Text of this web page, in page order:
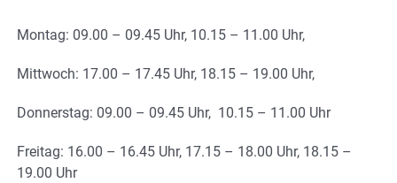
Montag: 09.00 – 09.45 Uhr, 10.15 – 11.00 Uhr,
Mittwoch: 17.00 – 17.45 Uhr, 18.15 – 19.00 Uhr,
Donnerstag: 09.00 – 09.45 Uhr, 10.15 – 11.00 Uhr
Freitag: 16.00 – 16.45 Uhr, 17.15 – 18.00 Uhr, 18.15 –
19.00 Uhr